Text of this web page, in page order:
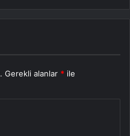
Gerekli alanlar * ile